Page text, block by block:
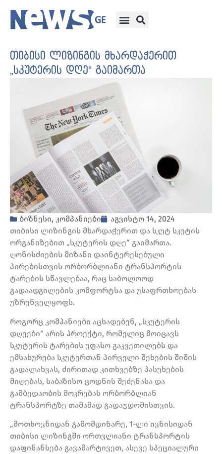
თიბისი ლიზინგის მხარდაჭერით
„სკუტერის დღე“ გაიმართა
ბიზნესი, კომპანიები
აგვისტო 14, 2024
თიბისი ლიზინგის მხარდაჭერით და სკუტ სკუტის
ორგანიზებით „სკუტერის დღე“ გაიმართა.
ღონისძიების მიზანი დაინტერესებული
პირებისთვის ორბორბლიანი ტრანსპორტის
ტარების სწავლებაა, რაც საბოლოოდ
გადაადგილების კომფორტსა და უსაფრთხოებას
უზრუნველყოფს.
როგორც კომპანიები აცხადებენ, „სკუტერის
დღეები“ არის პროექტი, რომელიც მოიცავს
სკუტერის ტარების უფასო გაკვეთილებს და
ემსახურება სკუტერთან პირველი შეხების შიშის
გადალახვას, ძირითად კითხვებზე პასუხების
მიღებას, საბაზისო ცოდნის შეძენასა და
გამბედაობის მოკრებას ორბორბლიან
ტრანსპორტზე თამამად გადაჯდომისთვის.
„მოთხოვნიდან გამომდინარე, 1-ლი ივნისიდან
თიბისი ლიზინგში ორთვლიანი ტრანსპორტის
დაფინანსება გავამარტივეთ, ასევე სპეციალური